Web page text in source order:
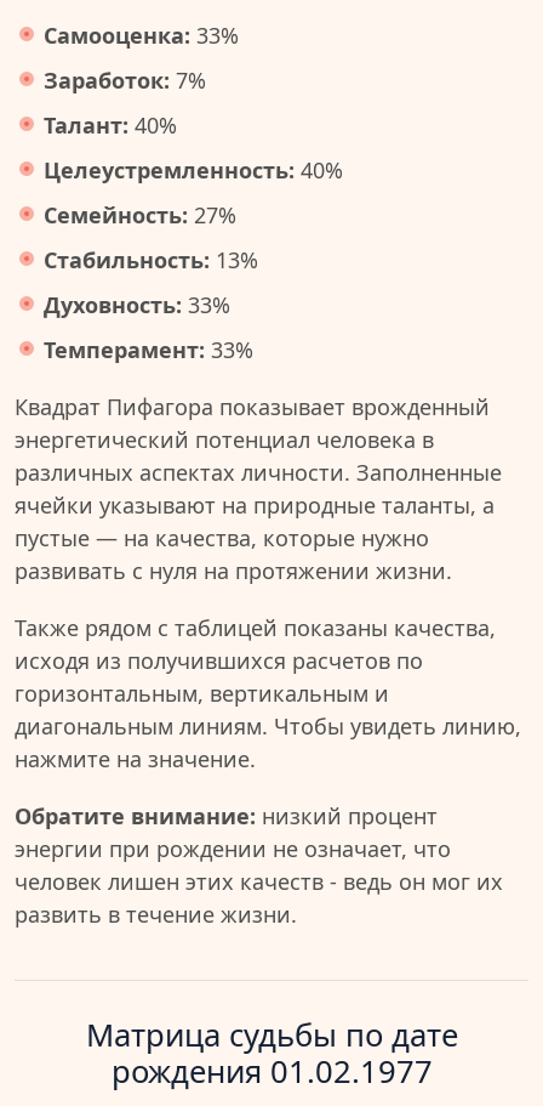
Самооценка: 33%
Заработок: 7%
Талант: 40%
Целеустремленность: 40%
Семейность: 27%
Стабильность: 13%
Духовность: 33%
Темперамент: 33%
Квадрат Пифагора показывает врожденный
энергетический потенциал человека в
различных аспектах личности. Заполненные
ячейки указывают на природные таланты, а
пустые — на качества, которые нужно
развивать с нуля на протяжении жизни.
Также рядом с таблицей показаны качества,
исходя из получившихся расчетов по
горизонтальным, вертикальным и
диагональным линиям. Чтобы увидеть линию,
нажмите на значение.
Обратите внимание: низкий процент
энергии при рождении не означает, что
человек лишен этих качеств - ведь он мог их
развить в течение жизни.
Матрица судьбы по дате
рождения 01.02.1977